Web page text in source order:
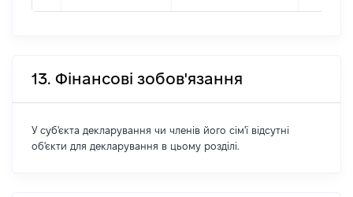
13. Фінансові зобов'язання
У суб'єкта декларування чи членів його сім'ї відсутні
об'єкти для декларування в цьому розділі.